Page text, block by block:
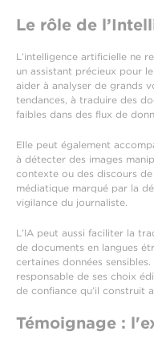
Le rôle de
L’intelligence artificielle ne
un assistant précieux pour
aider à analyser de grands
tendances, à traduire des
faibles dans des flux de
Elle peut également
à détecter des images
contexte ou des discours
médiatique marqué par la
vigilance du journaliste.
L’IA peut aussi faciliter la
de documents en langues
certaines données
responsable de ses choix
de confiance qu’il construit
Témoignage :